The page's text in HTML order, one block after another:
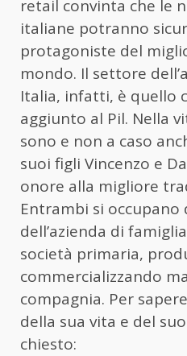
retail convinta che le
italiane potranno
protagoniste del
mondo. Il settore
Italia, infatti, è quello
aggiunto al Pil. Nella
sono e non a caso
suoi figli Vincenzo e
onore alla migliore
Entrambi si occupano
dell’azienda di
società primaria,
commercializzando
compagnia. Per
della sua vita e del
chiesto: